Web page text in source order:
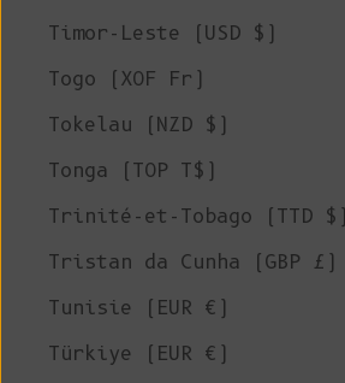
Timor-Leste (USD $)
Togo (XOF Fr)
Tokelau (NZD $)
Tonga (TOP T$)
Trinité-et-Tobago (TTD $)
Tristan da Cunha (GBP £)
Tunisie (EUR €)
Türkiye (EUR €)